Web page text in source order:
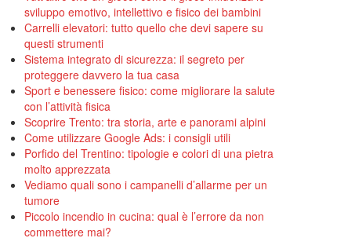
sviluppo emotivo, intellettivo e fisico dei bambini
Carrelli elevatori: tutto quello che devi sapere su
questi strumenti
Sistema integrato di sicurezza: il segreto per
proteggere davvero la tua casa
Sport e benessere fisico: come migliorare la salute
con l’attività fisica
Scoprire Trento: tra storia, arte e panorami alpini
Come utilizzare Google Ads: i consigli utili
Porfido del Trentino: tipologie e colori di una pietra
molto apprezzata
Vediamo quali sono i campanelli d’allarme per un
tumore
Piccolo incendio in cucina: qual è l’errore da non
commettere mai?